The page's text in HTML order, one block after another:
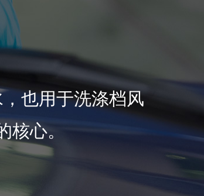
也用于洗涤档风
心。